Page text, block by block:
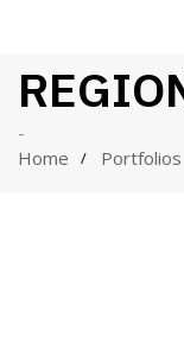
-
Home
Portfolios